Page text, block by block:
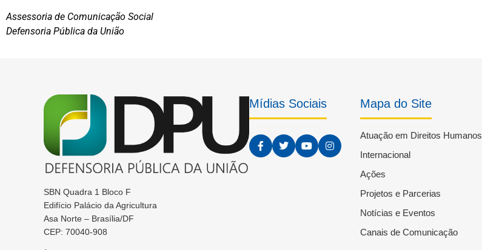
Assessoria de Comunicação Social
Defensoria Pública da União
SBN Quadra 1 Bloco F
Edifício Palácio da Agricultura
Asa Norte – Brasília/DF
CEP: 70040-908
Mídias Sociais Mapa do Site
Atuação em Direitos Humanos
Internacional
Ações
Projetos e Parcerias
Notícias e Eventos
Canais de Comunicação